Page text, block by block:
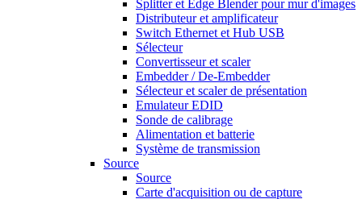
Splitter et Edge Blender pour mur d'images
Distributeur et amplificateur
Switch Ethernet et Hub USB
Sélecteur
Convertisseur et scaler
Embedder / De-Embedder
Sélecteur et scaler de présentation
Emulateur EDID
Sonde de calibrage
Alimentation et batterie
Système de transmission
Source
Source
Carte d'acquisition ou de capture